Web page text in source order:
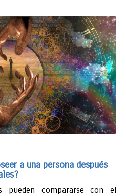
a una persona después
pueden compararse con el